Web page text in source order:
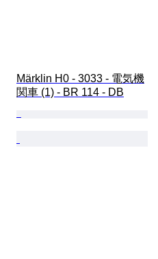
Märklin H0 - 3033 - 電気機
関車 (1) - BR 114 - DB